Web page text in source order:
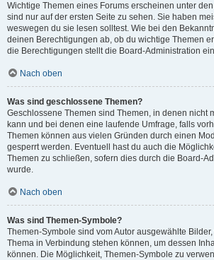
Wichtige Themen eines Forums erscheinen unter
sind nur auf der ersten Seite zu sehen. Sie haben
weswegen du sie lesen solltest. Wie bei den
deinen Berechtigungen ab, ob du wichtige Themen
die Berechtigungen stellt die Board-Administration
Nach oben
Was sind geschlossene Themen?
Geschlossene Themen sind Themen, in denen nicht
kann und bei denen eine laufende Umfrage, falls
Themen können aus vielen Gründen durch einen
gesperrt werden. Eventuell hast du auch die
Themen zu schließen, sofern dies durch die Board-
wurde.
Nach oben
Was sind Themen-Symbole?
Themen-Symbole sind vom Autor ausgewählte
Thema in Verbindung stehen können, um dessen
können. Die Möglichkeit, Themen-Symbole zu